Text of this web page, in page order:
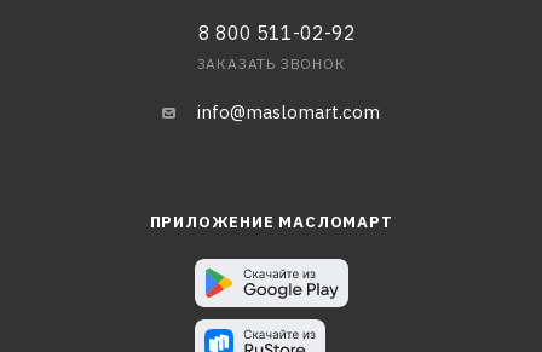
8 800 511-02-92
ЗАКАЗАТЬ ЗВОНОК
info@maslomart.com
ПРИЛОЖЕНИЕ МАСЛОМАРТ